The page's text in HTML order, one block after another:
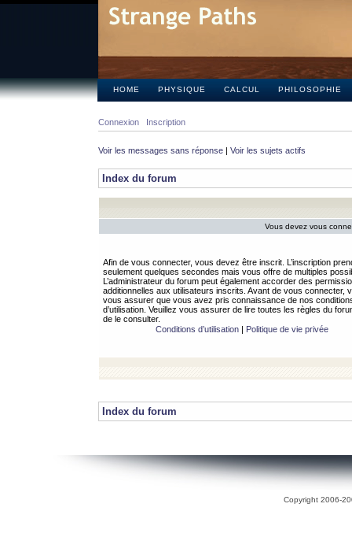
HOME PHYSIQUE CALCUL PHILOSOPHIE
Connexion Inscription
Voir les messages sans réponse | Voir les sujets actifs
Index du forum
Vous devez vous
Afin de vous connecter, vous devez être inscrit. L’inscription
seulement quelques secondes mais vous offre de multiples
L’administrateur du forum peut également accorder des
additionnelles aux utilisateurs inscrits. Avant de vous connecter,
vous assurer que vous avez pris connaissance de nos
d’utilisation. Veuillez vous assurer de lire toutes les règles du
de le consulter.
Conditions d’utilisation| Politique de vie privée
Index du forum
Copyright 2006-